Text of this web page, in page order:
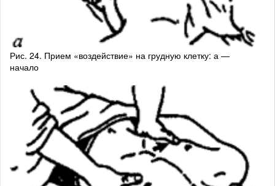
Рис. 24. Прием «воздействие» на грудную клетку: а —
начало